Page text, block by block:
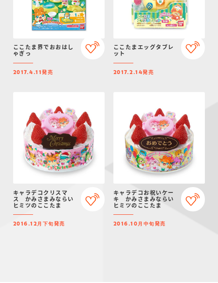
ここたま界でおおはし
ゃぎっ
2017.4.11発売
ここたまエッグタブレ
ット
2017.2.14発売
キャラデコクリスマ
ス かみさまみならい
ヒミツのここたま
2016.12月下旬発売
キャラデコお祝いケー
キ かみさまみならい
ヒミツのここたま
2016.10月中旬発売